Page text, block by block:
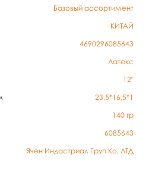
Базовый ассортимент
КИТАЙ
4690296085643
Латекс
12"
23,5*16,5*1
140 гр
6085643
Ячен Индастриал Груп Ко, ЛТД